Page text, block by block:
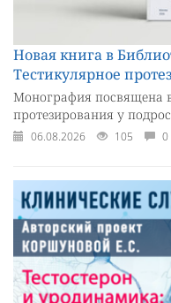
Новая книга в
Тестикулярное
Монография посвящена
протезирования у
06.08.2026 105 0